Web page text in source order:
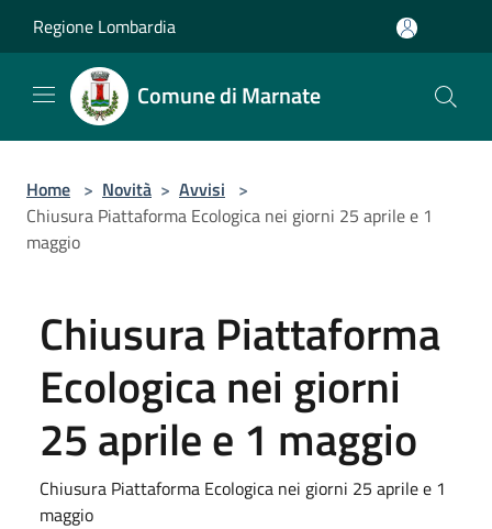
Regione Lombardia
Comune di Marnate
Home > Novità > Avvisi >
Chiusura Piattaforma Ecologica nei giorni 25 aprile e 1
maggio
Chiusura Piattaforma
Ecologica nei giorni
25 aprile e 1 maggio
Chiusura Piattaforma Ecologica nei giorni 25 aprile e 1
maggio